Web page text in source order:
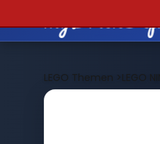
LEGO Themen >LEGO